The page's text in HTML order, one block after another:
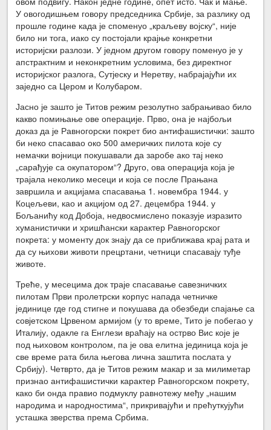
У овогодишњем говору председника Србије, за разлику од
прошле године када је споменуо „краљеву војску“, није
било ни тога, иако су постојали крајње конкретни
историјски разлози. У једном другом говору поменуо је у
апстрактним и неконкретним условима, без директног
историјског разлога, Сутјеску и Неретву, набрајајући их
заједно са Цером и Колубаром.
Јасно је зашто је Титов режим резолутно забрањивао било
какво помињање ове операције. Прво, она је најбољи
доказ да је Равногорски покрет био антифашистички: зашто
би неко спасавао око 500 америчких пилота које су
немачки војници покушавали да заробе ако тај неко
„сарађује са окупатором“? Друго, ова операција која је
трајала неколико месеци и која се после Прањана
завршила и акцијама спасавања 1. новембра 1944. у
Коцељеви, као и акцијом од 27. децембра 1944. у
Бољанићу код Добоја, недвосмислено показује изразито
хуманистички и хришћански карактер Равногорског
покрета: у моменту док знају да се приближава крај рата и
да су њихови животи прецртани, четници спасавају туђе
животе.
Треће, у месецима док траје спасавање савезничких
пилотам Први пролетрски корпус напада четничке
јединице где год стигне и покушава да обезбеди спајање са
совјетском Црвеном армијом (у то време, Тито је побегао у
Италију, одакле га Енглези враћају на острво Вис које је
под њиховом контролом, па је ова елитна јединица која је
све време рата била његова лична заштита послата у
Србију). Четврто, да је Титов режим макар и за милиметар
признао антифашистички карактер Равногорском покрету,
како би онда правио подмуклу равнотежу међу „нашим
народима и народностима“, прикривајући и прећуткујући
усташка зверства према Србима.